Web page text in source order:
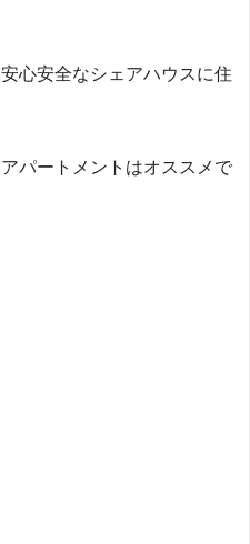
心安全なシェアハウスに住
パートメントはオススメで